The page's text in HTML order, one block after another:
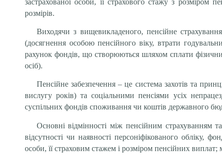
розмірів.
Виходячи з вищевикладеного, пенсійне
(досягнення особою пенсійного віку, втрати
рахунок фондів, що створюються шляхом сплати
осіб).
Пенсійне забезпечення – це система захотів та
вислугу років) та соціальними пенсіями усіх
суспільних фондів споживання чи коштів державного
Основні відмінності між пенсійним страхуванням
відсутності чи наявності персоніфікованого обліку,
особи, її страховим стажем і розміром пенсійних